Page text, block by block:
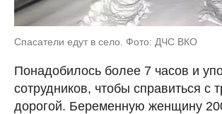
Спасатели едут в село. Фото: ДЧС ВКО
Понадобилось более 7 часов и
сотрудников, чтобы справиться с
дорогой. Беременную женщину